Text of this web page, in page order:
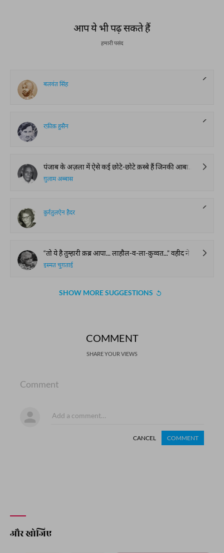
आप ये भी पढ़ सकते हैं
हमारी पसंद
बलवंत सिंह
रफ़ीक़ हुसैन
पंजाब के अज़ला में ऐसे कई छोटे-छोटे क़स्बे हैं जिनकी आबादी तो चंद सौ नफ़ूस से ज़्यादा नहीं मगर जिनको रेलवे स्टेशन होने का शरफ़ हासिल है। इन स्टेशनों पर उमूमन एक वीरानी की सी कैफ़ियत रहती है। क्योंकि मेल और एक्सप्रेस क़िस्म की गाड़ियाँ तो यहाँ ठहरना कस्र-ए-शान समझ कर आँधी के तेज़ झक्कड़ की तरह गुज़र जाती हैं। अलबत्ता सुस्त रफ़्तार गाड़ियाँ चार-चार पाँच-पाँच घंटे के बाद इन स्टेशनों पर आके रुकती और घड़ी दो घड़ी के लिए उनकी रौनक़ बढ़ा जाती हैं, मगर उनके जाते ही यहाँ पर उल्लू बोलने लगता है।
ग़ुलाम अब्बास
क़ुर्रतुलऐन हैदर
“तो ये है तुम्हारी क़ब्र आपा... लाहौल-व-ला-क़ुव्वत...” वहीद ने अच्छा भला लंबा सिगरेट फेंक कर दूसरा सुलगा लिया। कोई और वक़्त होता तो जमीला उससे बुरी तरह लड़ती उसे यही बुरा लगता था कि सिगरेट सुलगाली जाये और पी ना जाये बल्कि बातें की जाएं। जब सुलगाई है तो पियो। धुआँ बनाकर उड़ा देने से फ़ायदा। मुफ़्त की तो आती नहीं। मगर उस वक़्त वो हंसी को दबाने में ऐसी मशग़ूल थीं कि घरेलू इक़तिसादीयात का बिलकुल ध्यान ना रहा।
इस्मत चुग़ताई
SHOW MORE SUGGESTIONS
COMMENT
SHARE YOUR VIEWS
Comment
CANCEL COMMENT
और खोजिए